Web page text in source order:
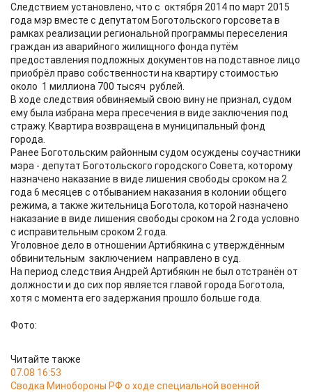
Следствием установлено, что с октября 2014 по март 2015
года мэр вместе с депутатом Боготольского горсовета в
рамках реализации региональной программы переселения
граждан из аварийного жилищного фонда путём
предоставления подложных документов на подставное лицо
приобрёл право собственности на квартиру стоимостью
около 1 миллиона 700 тысяч рублей.
В ходе следствия обвиняемый свою вину не признал, судом
ему была избрана мера пресечения в виде заключения под
стражу. Квартира возвращена в муниципальный фонд
города.
Ранее Боготольским районным судом осуждены соучастники
мэра - депутат Боготольского городского Совета, которому
назначено наказание в виде лишения свободы сроком на 2
года 6 месяцев с отбыванием наказания в колонии общего
режима, а также жительница Боготола, которой назначено
наказание в виде лишения свободы сроком на 2 года условно
с исправительным сроком 2 года.
Уголовное дело в отношении Артибякина с утверждённым
обвинительным заключением направлено в суд.
На период следствия Андрей Артибякин не был отстранён от
должности и до сих пор является главой города Боготола,
хотя с момента его задержания прошло больше года.
Фото:
Читайте также
07.08 16:53
Сводка Минобороны РФ о ходе специальной военной